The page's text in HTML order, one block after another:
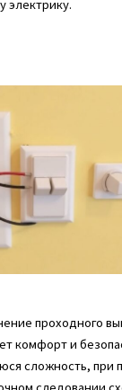
электрику.
проходного
комфорт и
сложность, при